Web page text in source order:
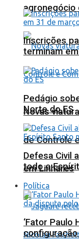
agronegócio
Novas
de Controle
em Linhares
Inscrições
terminam
Pedágio
Norte do ES
Defesa Civil
todo o
Política
‘Fator Paulo